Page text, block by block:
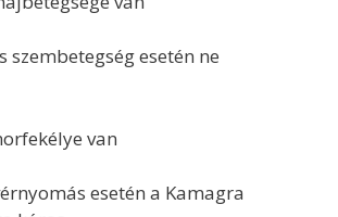
esetén ne
van
esetén a Kamagra